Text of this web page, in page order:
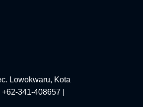
Lowokwaru, Kota
341-408657 |